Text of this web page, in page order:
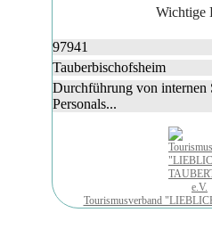
Wichtige
97941
Tauberbischofsheim
Durchführung von internen
Personals...
Tourismusverband